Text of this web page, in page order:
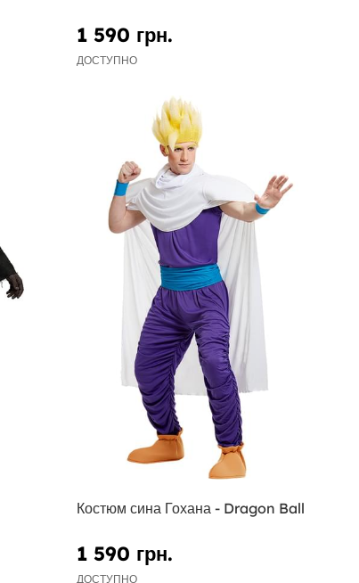
1 590 грн.
ДОСТУПНО
Костюм сина Гохана - Dragon Ball
1 590 грн.
ДОСТУПНО